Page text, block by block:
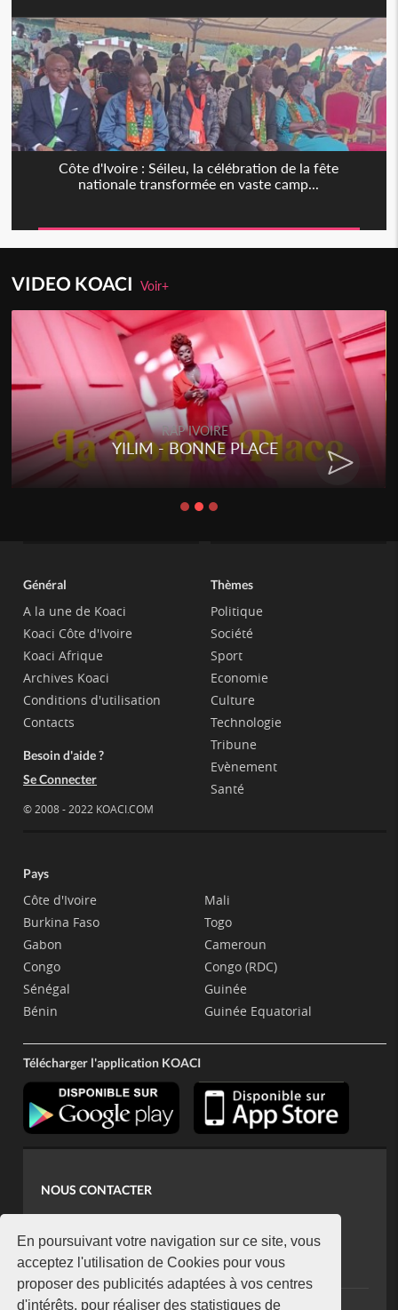
En poursuivant votre navigation sur ce site, vous
acceptez l'utilisation de Cookies pour vous
proposer des publicités adaptées à vos centres
d'intérêts, pour réaliser des statistiques de
Côte d'Ivoire : Séileu, la célébration de la fête
nationale transformée en vaste camp...
VIDEO KOACIVoir+
RAP IVOIRE
YILIM - BONNE PLACE
Général
A la une de Koaci
Koaci Côte d'Ivoire
Koaci Afrique
Archives Koaci
Conditions d'utilisation
Contacts
Besoin d'aide ?
Se Connecter
© 2008 - 2022 KOACI.COM
Thèmes
Politique
Société
Sport
Economie
Culture
Technologie
Tribune
Evènement
Santé
Pays
Côte d'Ivoire
Burkina Faso
Gabon
Congo
Sénégal
Bénin
Mali
Togo
Cameroun
Congo (RDC)
Guinée
Guinée Equatorial
Télécharger l'application KOACI
NOUS CONTACTER
koaci@yahoo.fr
+225 07 08 85 52 93